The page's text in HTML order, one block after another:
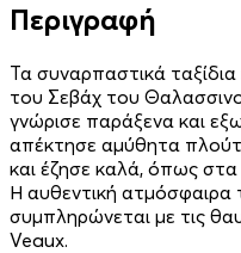
Περιγραφή
Τα συναρπαστικά ταξίδια
του Σεβάχ του
γνώρισε παράξενα και
απέκτησε αμύθητα
και έζησε καλά, όπως
Η αυθεντική
συμπληρώνεται με τις
Veaux.